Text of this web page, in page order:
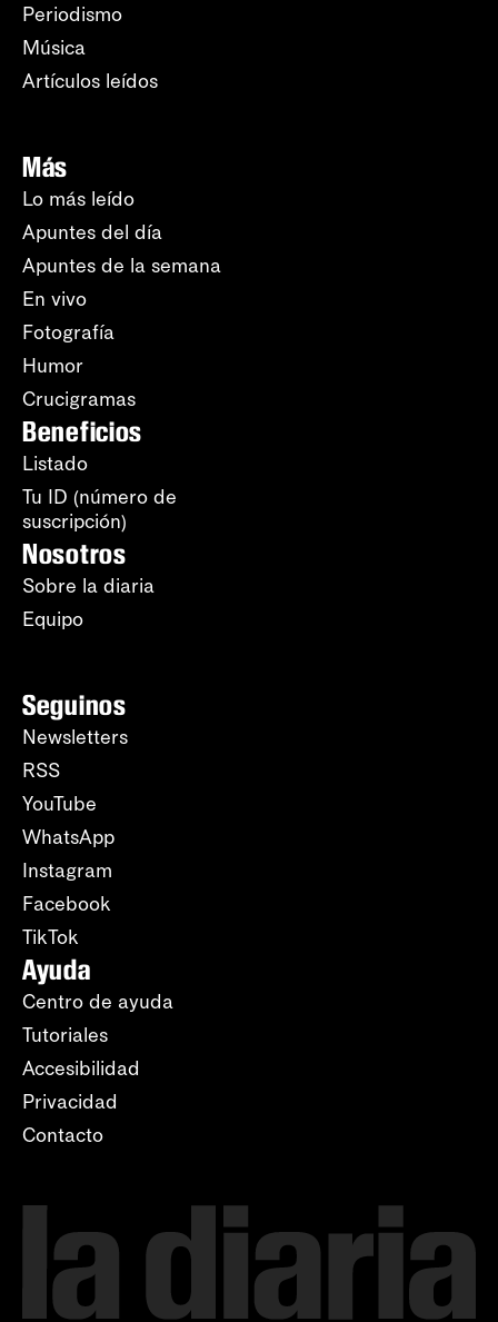
Periodismo
Música
Artículos leídos
Más
Lo más leído
Apuntes del día
Apuntes de la semana
En vivo
Fotografía
Humor
Crucigramas
Beneficios
Listado
Tu ID (número de
suscripción)
Nosotros
Sobre la diaria
Equipo
Seguinos
Newsletters
RSS
YouTube
WhatsApp
Instagram
Facebook
TikTok
Ayuda
Centro de ayuda
Tutoriales
Accesibilidad
Privacidad
Contacto